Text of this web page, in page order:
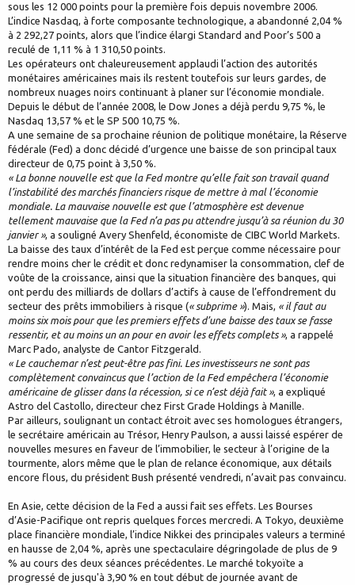
sous les 12 000 points pour la première fois depuis novembre 2006.
L’indice Nasdaq, à forte composante technologique, a abandonné 2,04 %
à 2 292,27 points, alors que l’indice élargi Standard and Poor’s 500 a
reculé de 1,11 % à 1 310,50 points.
Les opérateurs ont chaleureusement applaudi l’action des autorités
monétaires américaines mais ils restent toutefois sur leurs gardes, de
nombreux nuages noirs continuant à planer sur l’économie mondiale.
Depuis le début de l’année 2008, le Dow Jones a déjà perdu 9,75 %, le
Nasdaq 13,57 % et le SP 500 10,75 %.
A une semaine de sa prochaine réunion de politique monétaire, la Réserve
fédérale (Fed) a donc décidé d’urgence une baisse de son principal taux
directeur de 0,75 point à 3,50 %.
« La bonne nouvelle est que la Fed montre qu’elle fait son travail quand
l’instabilité des marchés financiers risque de mettre à mal l’économie
mondiale. La mauvaise nouvelle est que l’atmosphère est devenue
tellement mauvaise que la Fed n’a pas pu attendre jusqu’à sa réunion du 30
janvier », a souligné Avery Shenfeld, économiste de CIBC World Markets.
La baisse des taux d’intérêt de la Fed est perçue comme nécessaire pour
rendre moins cher le crédit et donc redynamiser la consommation, clef de
voûte de la croissance, ainsi que la situation financière des banques, qui
ont perdu des milliards de dollars d’actifs à cause de l’effondrement du
secteur des prêts immobiliers à risque (« subprime »). Mais, « il faut au
moins six mois pour que les premiers effets d’une baisse des taux se fasse
ressentir, et au moins un an pour en avoir les effets complets », a rappelé
Marc Pado, analyste de Cantor Fitzgerald.
« Le cauchemar n’est peut-être pas fini. Les investisseurs ne sont pas
complètement convaincus que l’action de la Fed empêchera l’économie
américaine de glisser dans la récession, si ce n’est déjà fait », a expliqué
Astro del Castollo, directeur chez First Grade Holdings à Manille.
Par ailleurs, soulignant un contact étroit avec ses homologues étrangers,
le secrétaire américain au Trésor, Henry Paulson, a aussi laissé espérer de
nouvelles mesures en faveur de l’immobilier, le secteur à l’origine de la
tourmente, alors même que le plan de relance économique, aux détails
encore flous, du président Bush présenté vendredi, n’avait pas convaincu.
En Asie, cette décision de la Fed a aussi fait ses effets. Les Bourses
d’Asie-Pacifique ont repris quelques forces mercredi. A Tokyo, deuxième
place financière mondiale, l’indice Nikkei des principales valeurs a terminé
en hausse de 2,04 %, après une spectaculaire dégringolade de plus de 9
% au cours des deux séances précédentes. Le marché tokyoïte a
progressé de jusqu'à 3,90 % en tout début de journée avant de